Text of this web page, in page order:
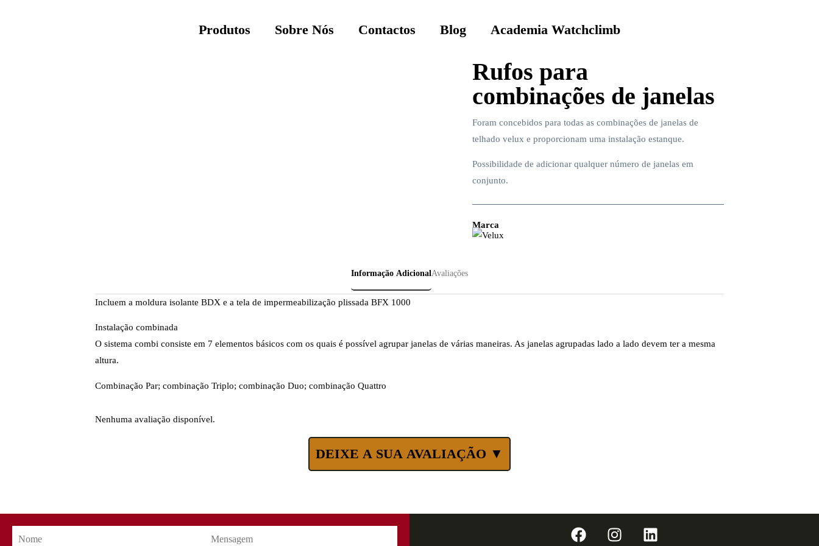
Produtos Sobre Nós Contactos Blog Academia Watchclimb
Rufos para
combinações de janelas
Foram concebidos para todas as combinações de janelas de
telhado velux e proporcionam uma instalação estanque.
Possibilidade de adicionar qualquer número de janelas em
conjunto.
Marca
Informação Adicional Avaliações
Incluem a moldura isolante BDX e a tela de impermeabilização plissada BFX 1000
Instalação combinada
O sistema combi consiste em 7 elementos básicos com os quais é possível agrupar janelas de várias maneiras. As janelas agrupadas lado a lado devem ter a mesma
altura.
Combinação Par; combinação Triplo; combinação Duo; combinação Quattro
Nenhuma avaliação disponível.
DEIXE A SUA AVALIAÇÃO ▼